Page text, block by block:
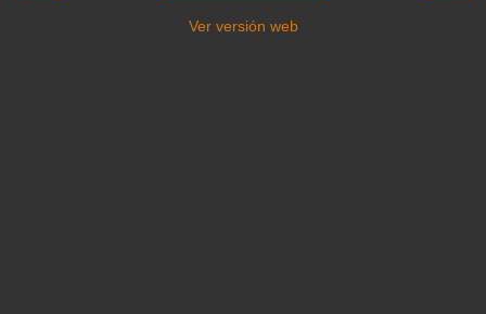
Ver versión web